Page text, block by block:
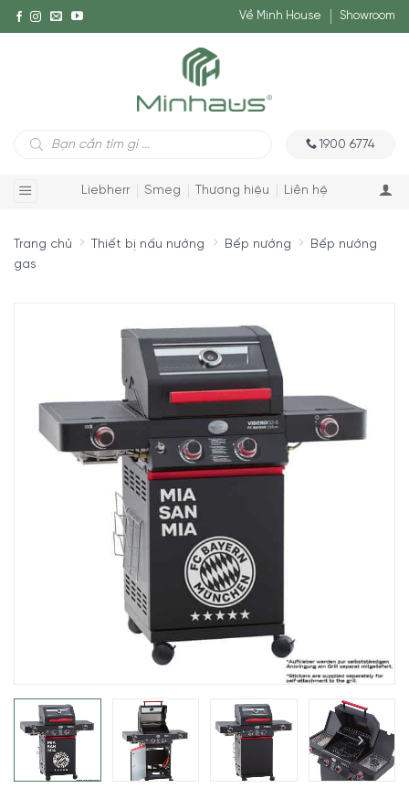
Về Minh House Showroom
Tìm
kiếm
1900 6774
Liebherr Smeg Thương hiệu Liên hệ
Trang chủ Thiết bị nấu nướng Bếp nướng
Bếp nướng
gas